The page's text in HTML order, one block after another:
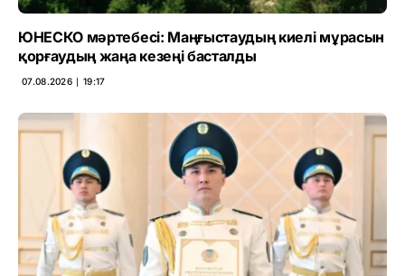
ЮНЕСКО мәртебесі: Маңғыстаудың киелі мұрасын
қорғаудың жаңа кезеңі басталды
07.08.2026 ∣ 19:17